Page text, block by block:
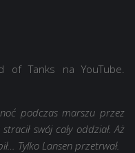
of Tanks na YouTube.
podczas marszu przez
swój cały oddział. Aż
Tylko Lansen przetrwał.